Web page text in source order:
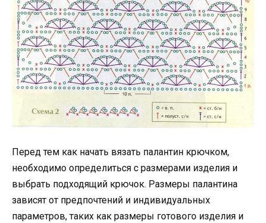
Перед тем как начать вязать палантин крючком,
необходимо определиться с размерами изделия и
выбрать подходящий крючок. Размеры палантина
зависят от предпочтений и индивидуальных
параметров, таких как размеры готового изделия и